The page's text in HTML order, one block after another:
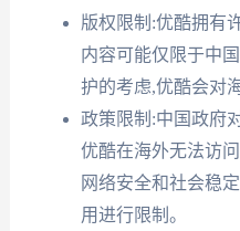
版权限制:优酷拥有
内容可能仅限于中
护的考虑,优酷会对
政策限制:中国政府
优酷在海外无法访
网络安全和社会稳
用进行限制。